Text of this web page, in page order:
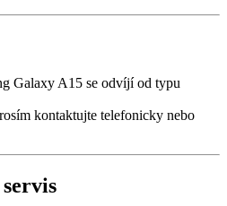
Galaxy A15 se odvíjí od typu
kontaktujte telefonicky nebo